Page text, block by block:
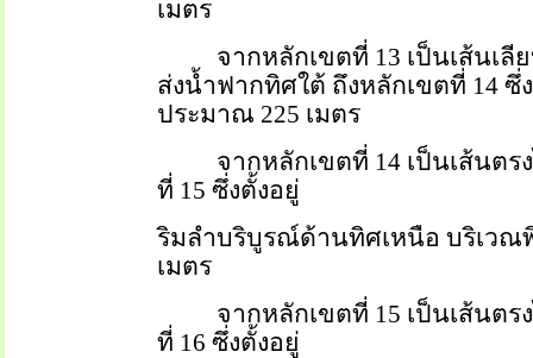
เมตร
จากหลักเขตที่ 13 เป็นเส้นเ
ส่งน้ำฟากทิศใต้ ถึงหลักเขตที่ 14
ประมาณ 225 เมตร
จากหลักเขตที่ 14 เป็นเส้นต
ที่ 15 ซึ่งตั้งอยู่
ริมลำบริบูรณ์ด้านทิศเหนือ บริเว
เมตร
จากหลักเขตที่ 15 เป็นเส้นต
ที่ 16 ซึ่งตั้งอยู่